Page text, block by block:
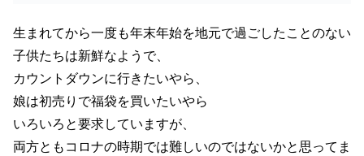
生まれてから一度も年末年始を地元で過ごしたことのない
子供たちは新鮮なようで、
カウントダウンに行きたいやら、
娘は初売りで福袋を買いたいやら
いろいろと要求していますが、
両方ともコロナの時期では難しいのではないかと思ってま